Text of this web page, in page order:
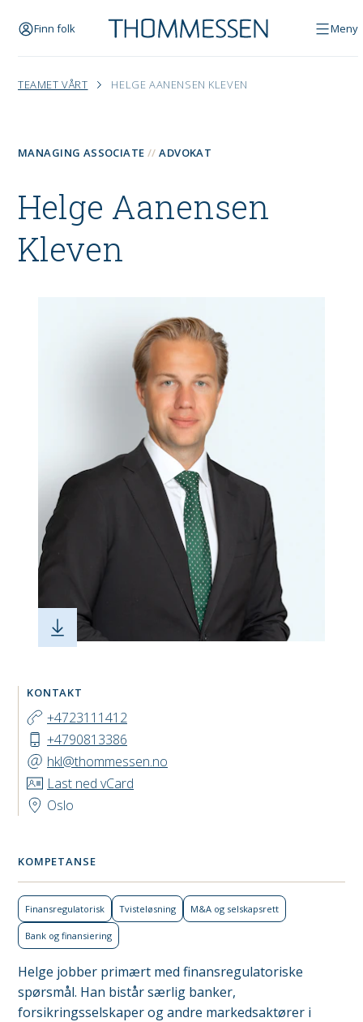
Finn folk Meny
TEAMET VÅRT HELGE AANENSEN KLEVEN
Helge Aanensen
Kleven
MANAGING ASSOCIATE ADVOKAT
KONTAKT
+4723111412
+4790813386
hkl@thommessen.no
Last ned vCard
Oslo
KOMPETANSE
Finans­regulatorisk Tviste­løsning M&A og selskapsrett
Bank og finansiering
Helge jobber primært med finansregulatoriske
spørsmål. Han bistår særlig banker,
forsikringsselskaper og andre markedsaktører i